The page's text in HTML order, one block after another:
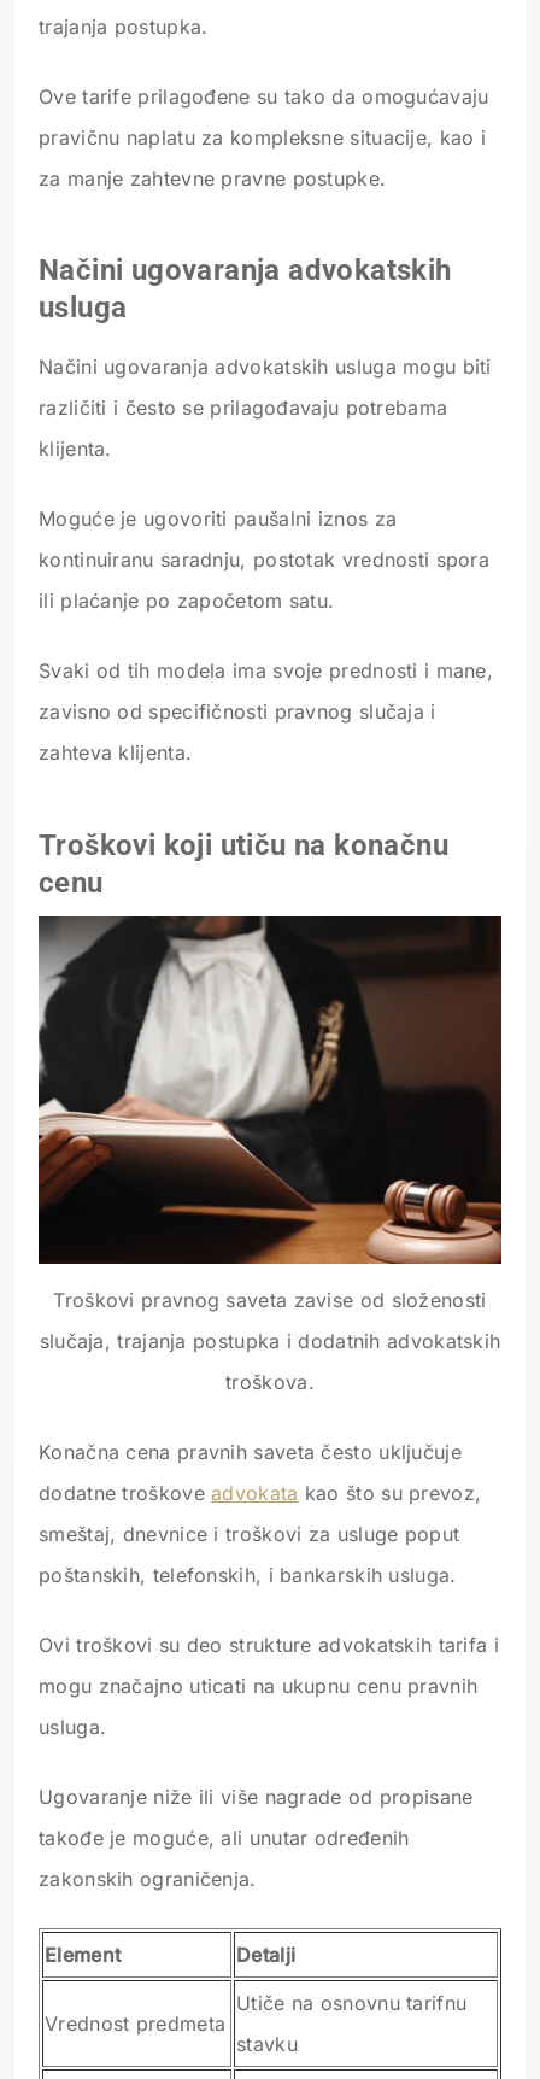
trajanja postupka.
Ove tarife prilagođene su tako da omogućavaju
pravičnu naplatu za kompleksne situacije, kao i
za manje zahtevne pravne postupke.
Načini ugovaranja advokatskih
usluga
Načini ugovaranja advokatskih usluga mogu biti
različiti i često se prilagođavaju potrebama
klijenta.
Moguće je ugovoriti paušalni iznos za
kontinuiranu saradnju, postotak vrednosti spora
ili plaćanje po započetom satu.
Svaki od tih modela ima svoje prednosti i mane,
zavisno od specifičnosti pravnog slučaja i
zahteva klijenta.
Troškovi koji utiču na konačnu
cenu
Troškovi pravnog saveta zavise od složenosti
slučaja, trajanja postupka i dodatnih advokatskih
troškova.
Konačna cena pravnih saveta često uključuje
dodatne troškoveadvokata kao što su prevoz,
smeštaj, dnevnice i troškovi za usluge poput
poštanskih, telefonskih, i bankarskih usluga.
Ovi troškovi su deo strukture advokatskih tarifa i
mogu značajno uticati na ukupnu cenu pravnih
usluga.
Ugovaranje niže ili više nagrade od propisane
takođe je moguće, ali unutar određenih
zakonskih ograničenja.
Element Detalji
Vrednost predmeta
Utiče na osnovnu tarifnu
stavku